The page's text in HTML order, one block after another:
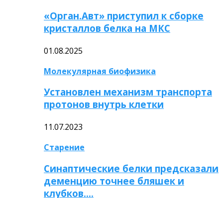
«Орган.Авт» приступил к сборке
кристаллов белка на МКС
01.08.2025
Молекулярная биофизика
Установлен механизм транспорта
протонов внутрь клетки
11.07.2023
Старение
Синаптические белки предсказали
деменцию точнее бляшек и
клубков….